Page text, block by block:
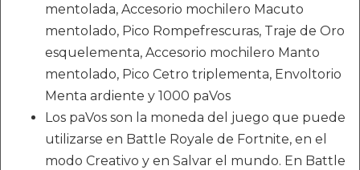
mentolada, Accesorio mochilero Macuto
mentolado, Pico Rompefrescuras, Traje de Oro
esquelementa, Accesorio mochilero Manto
mentolado, Pico Cetro triplementa, Envoltorio
Menta ardiente y 1000 paVos
Los paVos son la moneda del juego que puede
utilizarse en Battle Royale de Fortnite, en el
modo Creativo y en Salvar el mundo. En Battle